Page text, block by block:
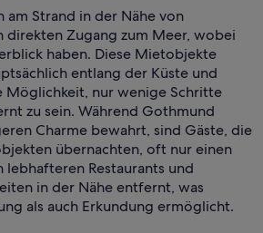
am Strand in der Nähe von
Zugang zum Meer, wobei
haben. Diese Mietobjekte
entlang der Küste und
Möglichkeit, nur wenige Schritte
zu sein. Während Gothmund
Charme bewahrt, sind Gäste, die
übernachten, oft nur einen
lebhafteren Restaurants und
in der Nähe entfernt, was
als auch Erkundung ermöglicht.